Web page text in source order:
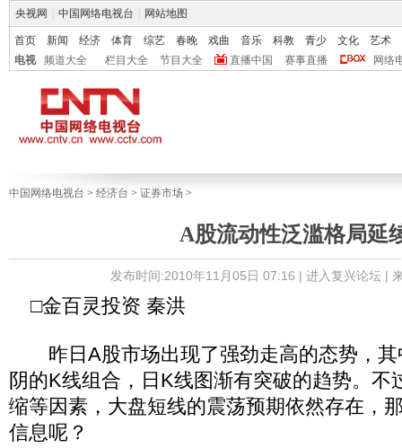
央视网 中国网络电视台 网站地图
首页 新闻 经济 体育 综艺 春晚 戏曲 音乐 科教 青少 文化
艺术
电视
频道大全 栏目大全 节目大全 直播中国 赛事直播 网络
中国网络电视台 > 经济台 > 证券市场 >
A股流动性泛滥格局延
发布时间:2010年11月05日 07:16 | 进入复兴论坛|
□金百灵投资 秦洪
昨日A股市场出现了强劲走高的态势，其
阴的K线组合，日K线图渐有突破的趋势。不
缩等因素，大盘短线的震荡预期依然存在，
信息呢？